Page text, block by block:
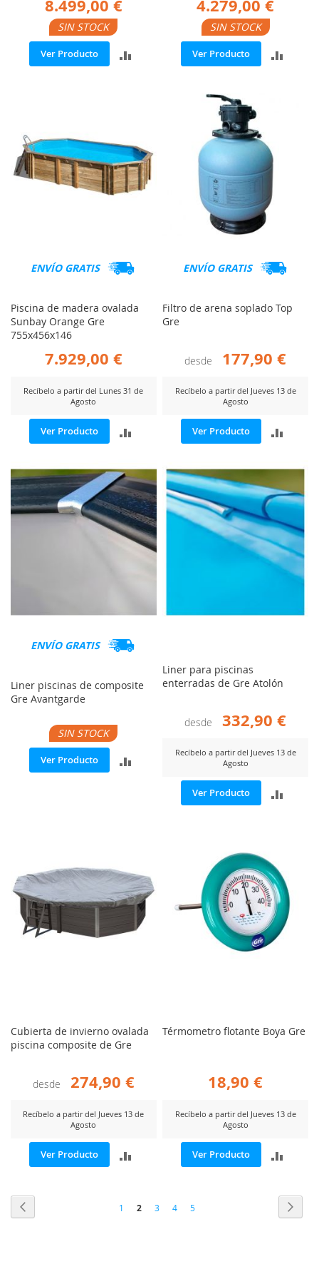
8.499,00 €
SIN STOCK
Ver Producto
4.279,00 €
SIN STOCK
Ver Producto
ENVÍO GRATIS
Piscina de madera ovalada
Sunbay Orange Gre
755x456x146
7.929,00 €
Recíbelo a partir del Lunes 31 de
Agosto
Ver Producto
COMPARAR
ENVÍO GRATIS
Filtro de arena soplado Top
Gre
desde 177,90 €
Recíbelo a partir del Jueves 13 de
Agosto
Ver Producto
ENVÍO GRATIS
Liner piscinas de composite
Gre Avantgarde
SIN STOCK
Ver Producto
COMPARAR
Liner para piscinas
enterradas de Gre Atolón
desde 332,90 €
Recíbelo a partir del Jueves 13 de
Agosto
Ver Producto
Cubierta de invierno ovalada
piscina composite de Gre
desde 274,90 €
Recíbelo a partir del Jueves 13 de
Agosto
Ver Producto
COMPARAR
Térmometro flotante Boya Gre
18,90 €
Recíbelo a partir del Jueves 13 de
Agosto
Ver Producto
Página
Página
1
Actualmente
2 Página
3 Página
4 Página
5